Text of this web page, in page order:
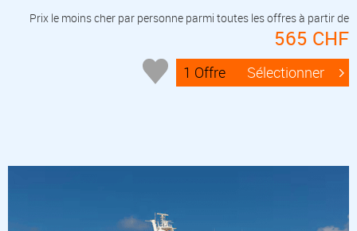
Prix le moins cher par personne parmi toutes les offres à partir de
565 CHF
1 Offre Sélectionner